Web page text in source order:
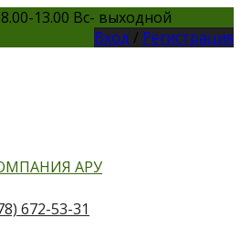
13.00 Вс- выходной
Вход / Регистрация
672-53-31